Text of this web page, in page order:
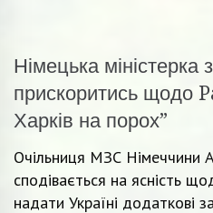
Німецька міністерка
прискоритись щодо
Харків на порох”
Очільниця МЗС Німеччини
сподівається на ясність
надати Україні додаткові